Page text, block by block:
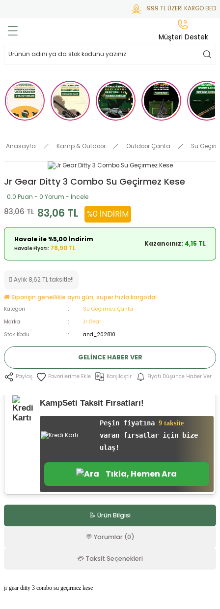
999 TL ÜZERİ KARGO
Mermisi
Tabure
Anasayfa Kamp & Outdoor Outdoor Çanta Su
Jr Gear Ditty 3 Combo Su Geçirmez Kese
0.0 Puan - 0 Yorum - İncele
83,06 TL 83,06 TL %0 İNDIRIM
Havale ile %5,00 İndirim
Havale Fiyatı: 78,90 TL
Kazancınız: 4,15 TL
Aylık 8,62 TL taksitle!!
🚚 Siparişin genellikle aynı gün, süper hızla kargoda!
Kategori
Su Geçirmez Çanta
Marka
Jr Gear
Stok Kodu
and_202810
GELINCE HABER VER
Paylaş Karşılaştır Fiyatı Düşünce Haber Ver
KampSeti Taksit Fırsatları!
Peşin fiyatına 9 taksite
varan fırsatlar için bize
ulaş!
Tıkla, Hemen Ara
📝 Ürün Bilgisi
💬 Yorumlar (0)
💳 Taksit Seçenekleri
jr gear ditty 3 combo su geçirmez kese